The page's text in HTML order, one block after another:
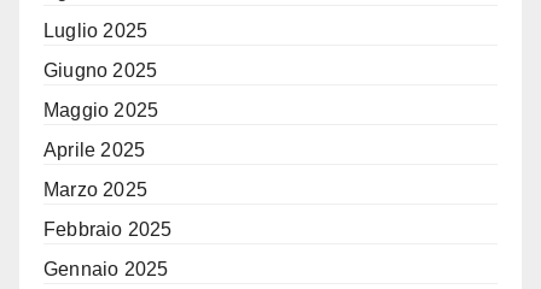
Luglio 2025
Giugno 2025
Maggio 2025
Aprile 2025
Marzo 2025
Febbraio 2025
Gennaio 2025